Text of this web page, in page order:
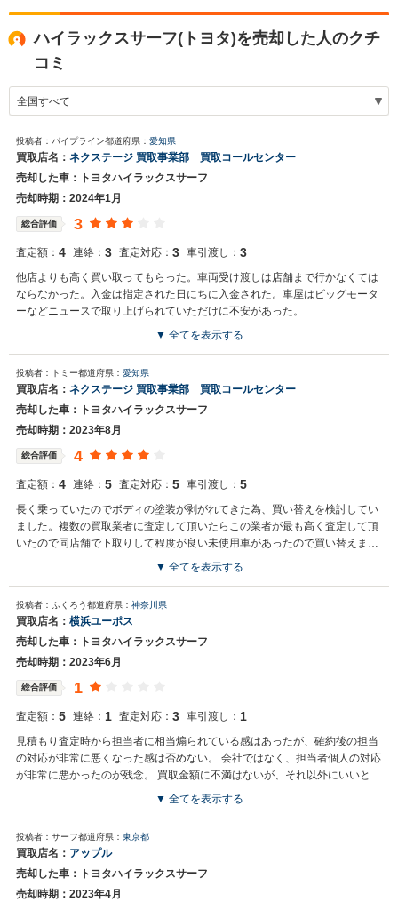
ハイラックスサーフ(トヨタ)を売却した人のクチ
コミ
投稿者：パイプライン都道府県： 愛知県
買取店名： ネクステージ 買取事業部 買取コールセンター
売却した車：トヨタハイラックスサーフ
売却時期：2024年1月
総合評価 3
査定額： 4 連絡： 3 査定対応： 3 車引渡し： 3
他店よりも高く買い取ってもらった。車両受け渡しは店舗まで行かなくては
ならなかった。入金は指定された日にちに入金された。車屋はビッグモータ
ーなどニュースで取り上げられていただけに不安があった。
買取店からの返信
お世話になっております。 株式会社ネクステージでございます。 この
度はネクステージをご利用いただきまして誠にありがとうございまし
た。 弊社ではハイラックスサーフのようなSUVの専門店を展開してい
る関係もあり、大変得意な車種となっております。SUVの他にもミニ
機会がございましたら是非お力添えできれば幸いでございます。 今後
とも宜しくお願い申し上げます。
▼ 全てを表示する
投稿者：トミー都道府県： 愛知県
買取店名： ネクステージ 買取事業部 買取コールセンター
売却した車：トヨタハイラックスサーフ
売却時期：2023年8月
総合評価 4
査定額： 4 連絡： 5 査定対応： 5 車引渡し： 5
長く乗っていたのでボディの塗装が剥がれてきた為、買い替えを検討してい
ました。複数の買取業者に査定して頂いたらこの業者が最も高く査定して頂
いたので同店舗で下取りして程度が良い未使用車があったので買い替えまし
た。良い買い物ができたと思いとても満足してます。
買取店からの返信
お世話になっております。 株式会社ネクステージでございます。 この
度はネクステージをご利用いただきまして誠にありがとうございまし
た。 弊社ではお車の買取・販売だけではなく、カーナビや車載カメラ
などの用品販売、自動車損害保険、整備・点検・車検まで、お客様の
ルとしております。 またのご利用、スタッフ一同お待ち申し上げてお
ります。
▼ 全てを表示する
投稿者：ふくろう都道府県： 神奈川県
買取店名： 横浜ユーポス
売却した車：トヨタハイラックスサーフ
売却時期：2023年6月
総合評価 1
査定額： 5 連絡： 1 査定対応： 3 車引渡し： 1
見積もり査定時から担当者に相当煽られている感はあったが、確約後の担当
の対応が非常に悪くなった感は否めない。 会社ではなく、担当者個人の対応
が非常に悪かったのが残念。 買取金額に不満はないが、それ以外にいいと感
▼ 全てを表示する
投稿者：サーフ都道府県： 東京都
買取店名： アップル
売却した車：トヨタハイラックスサーフ
売却時期：2023年4月